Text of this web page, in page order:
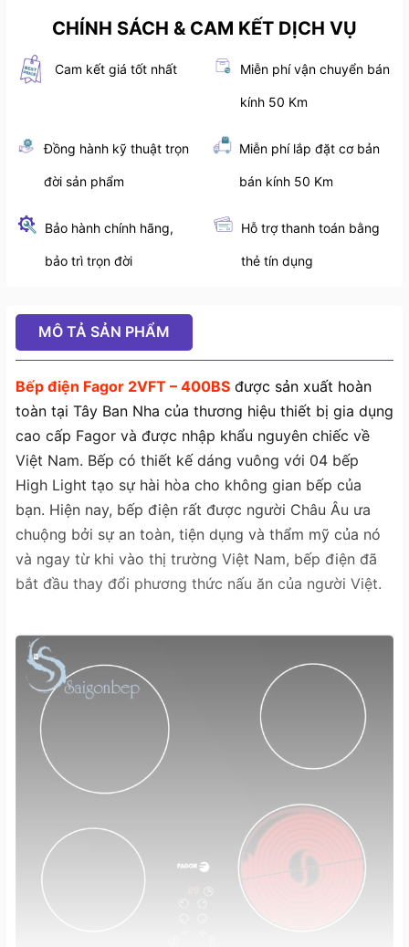
CHÍNH SÁCH & CAM KẾT DỊCH VỤ
Cam kết giá tốt nhất Miễn phí vận chuyển bán
kính 50 Km
Đồng hành kỹ thuật trọn
đời sản phẩm
Miễn phí lắp đặt cơ bản
bán kính 50 Km
Bảo hành chính hãng,
bảo trì trọn đời
Hỗ trợ thanh toán bằng
thẻ tín dụng
MÔ TẢ SẢN PHẨM
Bếp điện Fagor 2VFT – 400BS được sản xuất hoàn
toàn tại Tây Ban Nha của thương hiệu thiết bị gia dụng
cao cấp Fagor và được nhập khẩu nguyên chiếc về
Việt Nam. Bếp có thiết kế dáng vuông với 04 bếp
High Light tạo sự hài hòa cho không gian bếp của
bạn. Hiện nay, bếp điện rất được người Châu Âu ưa
chuộng bởi sự an toàn, tiện dụng và thẩm mỹ của nó
và ngay từ khi vào thị trường Việt Nam, bếp điện đã
bắt đầu thay đổi phương thức nấu ăn của người Việt.